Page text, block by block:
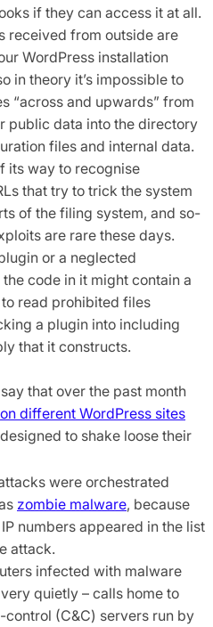
if they can access it at all.
received from outside are
WordPress installation
in theory it’s impossible to
“across and upwards” from
public data into the directory
files and internal data.
its way to recognise
that try to trick the system
of the filing system, and so-
are rare these days.
or a neglected
code in it might contain a
read prohibited files
a plugin into including
that it constructs.
that over the past month
different WordPress sites
to shake loose their
were orchestrated
zombie malware, because
numbers appeared in the list
attack.
infected with malware
quietly – calls home to
(C&C) servers run by